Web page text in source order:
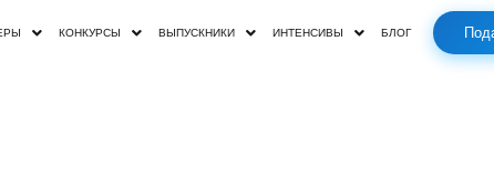
КОНКУРСЫ ВЫПУСКНИКИ ИНТЕНСИВЫ БЛОГ